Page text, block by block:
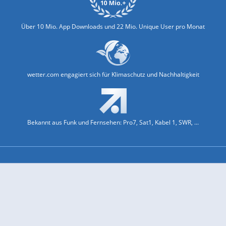
Über 10 Mio. App Downloads und 22 Mio. Unique User pro Monat
wetter.com engagiert sich für Klimaschutz und Nachhaltigkeit
Bekannt aus Funk und Fernsehen: Pro7, Sat1, Kabel 1, SWR, ...